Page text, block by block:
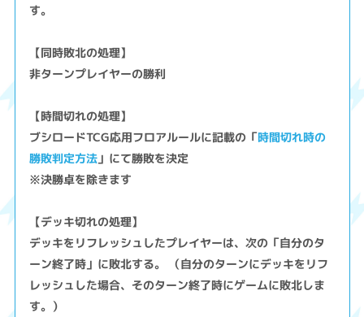
す。
【同時敗北の処理】
非ターンプレイヤーの勝利
【時間切れの処理】
ブシロードTCG応用フロアルールに記載の「時間切れ時の
勝敗判定方法 」にて勝敗を決定
※決勝卓を除きます
【デッキ切れの処理】
デッキをリフレッシュしたプレイヤーは、次の「自分のタ
ーン終了時」に敗北する。 （自分のターンにデッキをリフ
レッシュした場合、そのターン終了時にゲームに敗北しま
す。）